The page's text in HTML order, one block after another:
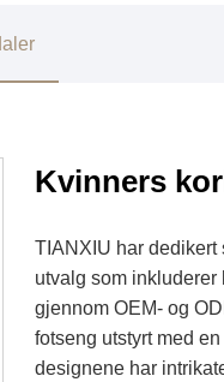
Kvinners
TIANXIU har dedikert
utvalg som
gjennom OEM- og
fotseng utstyrt med
designene har